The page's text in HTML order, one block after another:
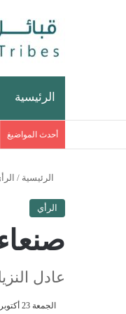
الرئيسية
أحدث المواضيغ
الرئيسية /
الرأي
عادل
الجمعة 23 أكتوبر 2020 - 4:05 مساءً